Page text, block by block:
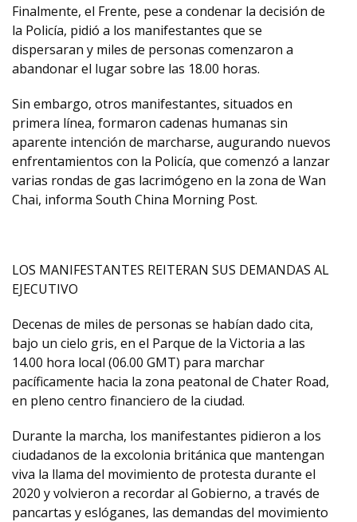
Finalmente, el Frente, pese a condenar la decisión de
la Policía, pidió a los manifestantes que se
dispersaran y miles de personas comenzaron a
abandonar el lugar sobre las 18.00 horas.
Sin embargo, otros manifestantes, situados en
primera línea, formaron cadenas humanas sin
aparente intención de marcharse, augurando nuevos
enfrentamientos con la Policía, que comenzó a lanzar
varias rondas de gas lacrimógeno en la zona de Wan
Chai, informa South China Morning Post.
LOS MANIFESTANTES REITERAN SUS DEMANDAS AL
EJECUTIVO
Decenas de miles de personas se habían dado cita,
bajo un cielo gris, en el Parque de la Victoria a las
14.00 hora local (06.00 GMT) para marchar
pacíficamente hacia la zona peatonal de Chater Road,
en pleno centro financiero de la ciudad.
Durante la marcha, los manifestantes pidieron a los
ciudadanos de la excolonia británica que mantengan
viva la llama del movimiento de protesta durante el
2020 y volvieron a recordar al Gobierno, a través de
pancartas y eslóganes, las demandas del movimiento